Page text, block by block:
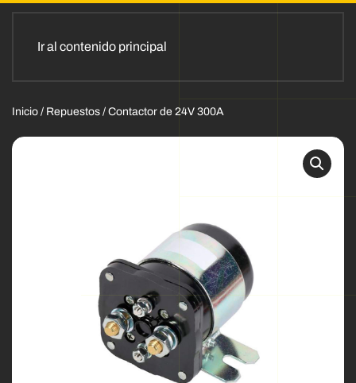
Ir al contenido principal
Inicio / Repuestos / Contactor de 24V 300A